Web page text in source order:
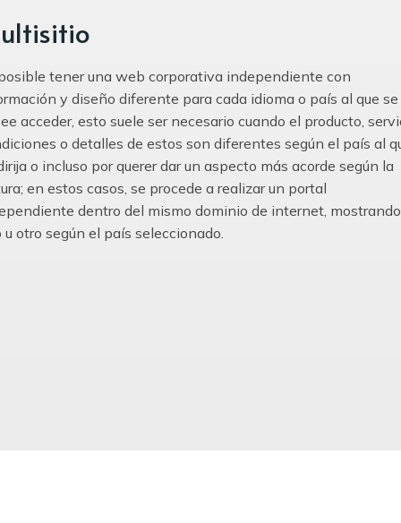
tener una web corporativa independiente con
y diseño diferente para cada idioma o país al que se
acceder, esto suele ser necesario cuando el producto,
o detalles de estos son diferentes según el país al
o incluso por querer dar un aspecto más acorde según la
en estos casos, se procede a realizar un portal
dentro del mismo dominio de internet, mostrando
u otro según el país seleccionado.